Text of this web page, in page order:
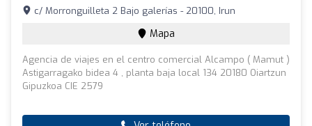
c/ Morronguilleta 2 Bajo galerías - 20100, Irun
Mapa
Agencia de viajes en el centro comercial Alcampo ( Mamut )
Astigarragako bidea 4 , planta baja local 134 20180 Oiartzun
Gipuzkoa CIE 2579